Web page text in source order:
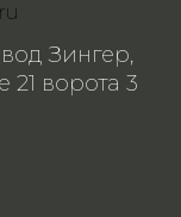
Зингер,
21 ворота 3